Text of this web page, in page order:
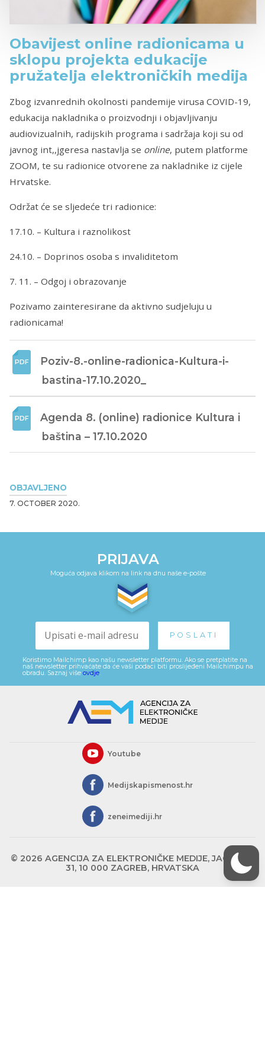
OBJAVLJENO
7. OCTOBER 2020.
Obavijest online radionicama u
sklopu projekta edukacije
pružatelja elektroničkih medija
Zbog izvanrednih okolnosti pandemije virusa COVID-19,
edukacija nakladnika o proizvodnji i objavljivanju
audiovizualnih, radijskih programa i sadržaja koji su od
javnog int,,jgeresa nastavlja se online, putem platforme
ZOOM, te su radionice otvorene za nakladnike iz cijele
Hrvatske.
Održat će se sljedeće tri radionice:
17.10. – Kultura i raznolikost
24.10. – Doprinos osoba s invaliditetom
7. 11. – Odgoj i obrazovanje
Pozivamo zainteresirane da aktivno sudjeluju u
radionicama!
Poziv-8.-online-radionica-Kultura-i-
bastina-17.10.2020_
Agenda 8. (online) radionice Kultura i
baština – 17.10.2020
PRIJAVA
Moguća odjava klikom na link na dnu naše e-pošte
Koristimo Mailchimp kao našu newsletter platformu. Ako se pretplatite na
naš newsletter prihvaćate da će vaši podaci biti proslijeđeni Mailchimpu na
obradu. Saznaj više ovdje.
Youtube
Medijskapismenost.hr
zeneimediji.hr
© 2026 AGENCIJA ZA ELEKTRONIČKE MEDIJE, JAGIĆEVA
31, 10 000 ZAGREB, HRVATSKA